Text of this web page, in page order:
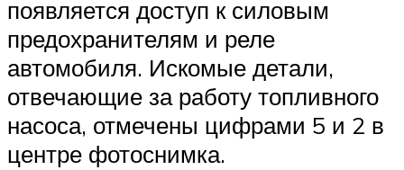
появляется доступ к силовым
предохранителям и реле
автомобиля. Искомые детали,
отвечающие за работу топливного
насоса, отмечены цифрами 5 и 2 в
центре фотоснимка.